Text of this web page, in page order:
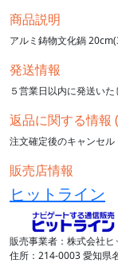
商品説明
アルミ鋳物文化鍋
発送情報
５営業日以内に発送いた
返品に関する情報
注文確定後のキャンセル
販売店情報
ヒットライン
販売事業者：株式会社ヒ
住所：214-0003 愛知県